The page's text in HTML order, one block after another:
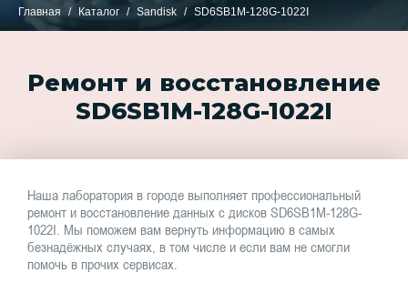
Главная Каталог Sandisk SD6SB1M-128G-1022I
Ремонт и восстановление
SD6SB1M-128G-1022I
Наша лаборатория в городе выполняет профессиональный
ремонт и восстановление данных с дисков SD6SB1M-128G-
1022I. Мы поможем вам вернуть информацию в самых
безнадёжных случаях, в том числе и если вам не смогли
помочь в прочих сервисах.